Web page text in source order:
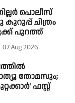
പൊലീസ്
കുറുപ്പ് ചിത്രം
പുറത്ത്
07 Aug 2026
തോമസും;
ഫസ്റ്റ്